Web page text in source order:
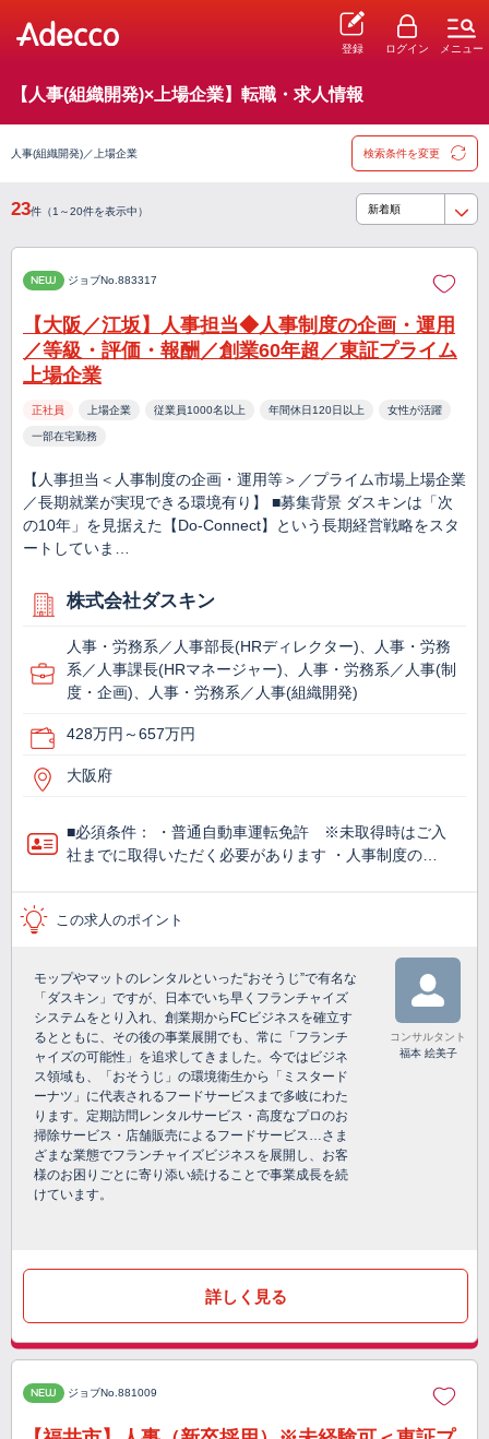
登録 ログイン メニュー
【人事(組織開発)×上場企業】転職・求人情報
人事(組織開発)／上場企業 検索条件を変更
23件（1～20件を表示中）
NEW ジョブNo.883317
【大阪／江坂】人事担当◆人事制度の企画・運用
／等級・評価・報酬／創業60年超／東証プライム
上場企業
正社員 上場企業 従業員1000名以上 年間休日120日以上 女性が活躍
一部在宅勤務
【人事担当＜人事制度の企画・運用等＞／プライム市場上場企業
／長期就業が実現できる環境有り】 ■募集背景 ダスキンは「次
の10年」を見据えた【Do-Connect】という長期経営戦略をスタ
ートしていま…
株式会社ダスキン
人事・労務系／人事部長(HRディレクター)、人事・労務
系／人事課長(HRマネージャー)、人事・労務系／人事(制
度・企画)、人事・労務系／人事(組織開発)
428万円～657万円
大阪府
■必須条件： ・普通自動車運転免許 ※未取得時はご入
社までに取得いただく必要があります ・人事制度の…
この求人のポイント
モップやマットのレンタルといった“おそうじ”で有名な
「ダスキン」ですが、日本でいち早くフランチャイズ
システムをとり入れ、創業期からFCビジネスを確立す
るとともに、その後の事業展開でも、常に「フランチ
ャイズの可能性」を追求してきました。今ではビジネ
ス領域も、「おそうじ」の環境衛生から「ミスタード
ーナツ」に代表されるフードサービスまで多岐にわた
ります。定期訪問レンタルサービス・高度なプロのお
掃除サービス・店舗販売によるフードサービス…さま
ざまな業態でフランチャイズビジネスを展開し、お客
様のお困りごとに寄り添い続けることで事業成長を続
けています。
コンサルタント
福本 絵美子
詳しく見る
NEW ジョブNo.881009